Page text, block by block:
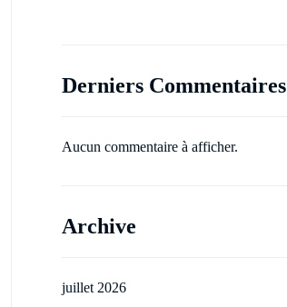
Derniers Commentaires
Aucun commentaire à afficher.
Archive
juillet 2026